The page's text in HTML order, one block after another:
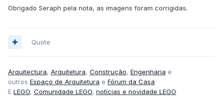
Obrigado Seraph pela nota, as imagens foram corrigidas.
Quote
Arquitectura, Arquitetura, Construção, Engenharia e
outros Espaço de Arquitetura e Fórum da Casa
E LEGO, Comunidade LEGO, notícias e novidade LEGO